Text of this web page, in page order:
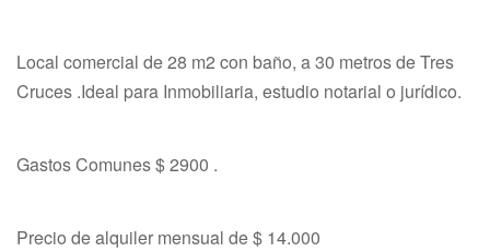
Local comercial de 28 m2 con baño, a 30 metros de Tres
Cruces .Ideal para Inmobiliaria, estudio notarial o jurídico.
Gastos Comunes $ 2900 .
Precio de alquiler mensual de $ 14.000